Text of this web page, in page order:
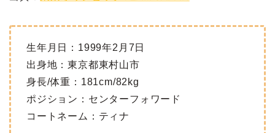
生年月日：1999年2月7日
出身地：東京都東村山市
身長/体重：181cm/82kg
ポジション：センターフォワード
コートネーム：ティナ